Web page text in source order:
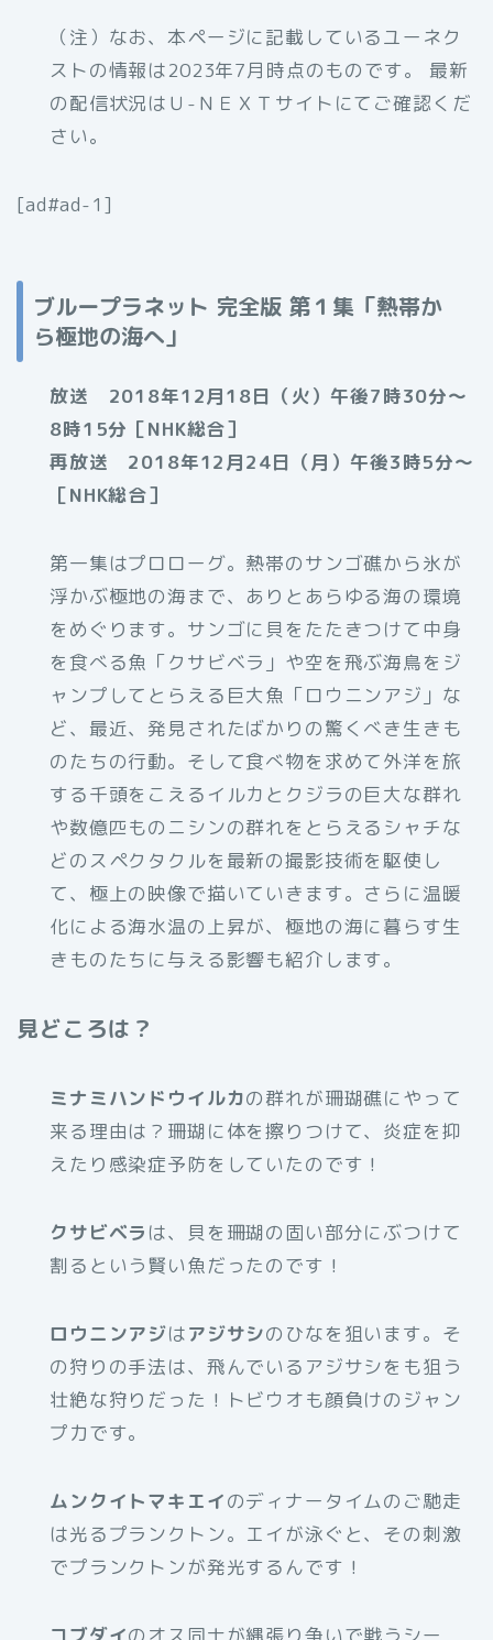
（注）なお、本ページに記載しているユーネク
ストの情報は2023年7月時点のものです。 最新
の配信状況はＵ-ＮＥＸＴサイトにてご確認くだ
さい。
[ad#ad-1]
ブループラネット 完全版 第１集「熱帯か
ら極地の海へ」
放送 2018年12月18日（火）午後7時30分～
8時15分［NHK総合］
再放送 2018年12月24日（月）午後3時5分～
［NHK総合］
第一集はプロローグ。熱帯のサンゴ礁から氷が
浮かぶ極地の海まで、ありとあらゆる海の環境
をめぐります。サンゴに貝をたたきつけて中身
を食べる魚「クサビベラ」や空を飛ぶ海鳥をジ
ャンプしてとらえる巨大魚「ロウニンアジ」な
ど、最近、発見されたばかりの驚くべき生きも
のたちの行動。そして食べ物を求めて外洋を旅
する千頭をこえるイルカとクジラの巨大な群れ
や数億匹ものニシンの群れをとらえるシャチな
どのスペクタクルを最新の撮影技術を駆使し
て、極上の映像で描いていきます。さらに温暖
化による海水温の上昇が、極地の海に暮らす生
きものたちに与える影響も紹介します。
見どころは？
ミナミハンドウイルカの群れが珊瑚礁にやって
来る理由は？珊瑚に体を擦りつけて、炎症を抑
えたり感染症予防をしていたのです！
クサビベラ は、貝を珊瑚の固い部分にぶつけて
割るという賢い魚だったのです！
ロウニンアジはアジサシのひなを狙います。そ
の狩りの手法は、飛んでいるアジサシをも狙う
壮絶な狩りだった！トビウオも顔負けのジャン
プ力です。
ムンクイトマキエイのディナータイムのご馳走
は光るプランクトン。エイが泳ぐと、その刺激
でプランクトンが発光するんです！